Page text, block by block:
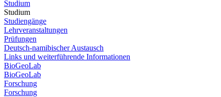
Studium
Studium
Studiengänge
Lehrveranstaltungen
Prüfungen
Deutsch-namibischer Austausch
Links und weiterführende Informationen
BioGeoLab
BioGeoLab
Forschung
Forschung